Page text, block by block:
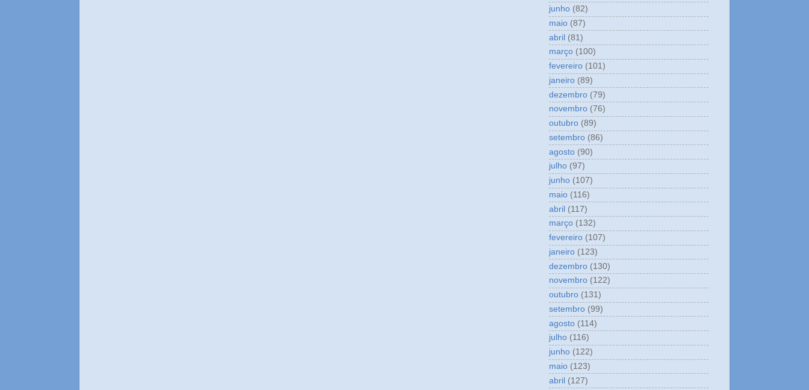
junho (82)
maio (87)
abril (81)
março (100)
fevereiro (101)
janeiro (89)
dezembro (79)
novembro (76)
outubro (89)
setembro (86)
agosto (90)
julho (97)
junho (107)
maio (116)
abril (117)
março (132)
fevereiro (107)
janeiro (123)
dezembro (130)
novembro (122)
outubro (131)
setembro (99)
agosto (114)
julho (116)
junho (122)
maio (123)
abril (127)